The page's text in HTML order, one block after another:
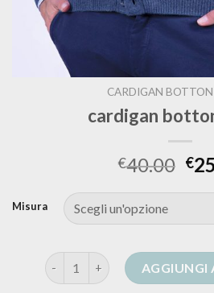
CARDIGAN
cardigan
€40.00 €
Misura
cardigan bottoni uomoAGGIUNGI